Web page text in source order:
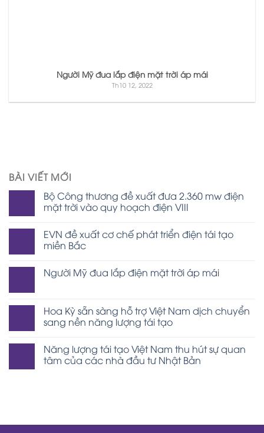
Người Mỹ đua lắp điện mặt trời áp mái
Th10 12, 2022
BÀI VIẾT MỚI
Bộ Công thương đề xuất đưa 2.360 mw điện
mặt trời vào quy hoạch điện VIII
EVN đề xuất cơ chế phát triển điện tái tạo
miền Bắc
Người Mỹ đua lắp điện mặt trời áp mái
Hoa Kỳ sẵn sàng hỗ trợ Việt Nam dịch chuyển
sang nền năng lượng tái tạo
Năng lượng tái tạo Việt Nam thu hút sự quan
tâm của các nhà đầu tư Nhật Bản